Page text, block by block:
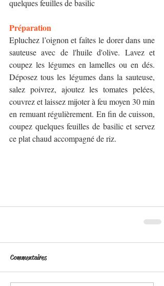
quelques feuilles de basilic
Préparation
Epluchez l’oignon et faîtes le dorer dans une
sauteuse avec de l'huile d'olive. Lavez et
coupez les légumes en lamelles ou en dés.
Déposez tous les légumes dans la sauteuse,
salez poivrez, ajoutez les tomates pelées,
couvrez et laissez mijoter à feu moyen 30 min
en remuant régulièrement. En fin de cuisson,
coupez quelques feuilles de basilic et servez
ce plat chaud accompagné de riz.
Commentaires